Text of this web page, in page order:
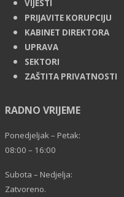
VIJESTI
PRIJAVITE KORUPCIJU
KABINET DIREKTORA
UPRAVA
SEKTORI
ZAŠTITA PRIVATNOSTI
RADNO VRIJEME
Ponedjeljak – Petak:
08:00 – 16:00
Subota – Nedjelja:
Zatvoreno.